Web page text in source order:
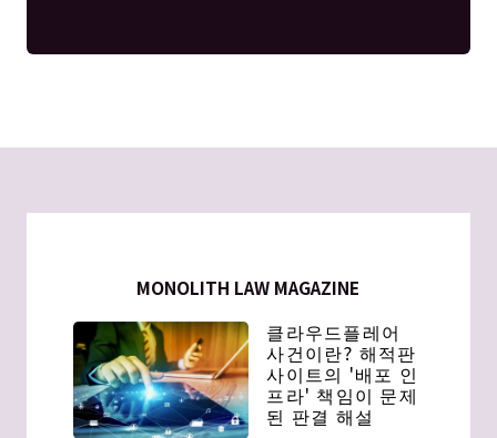
MONOLITH LAW MAGAZINE
클라우드플레어
사건이란? 해적판
사이트의 '배포 인
프라' 책임이 문제
된 판결 해설